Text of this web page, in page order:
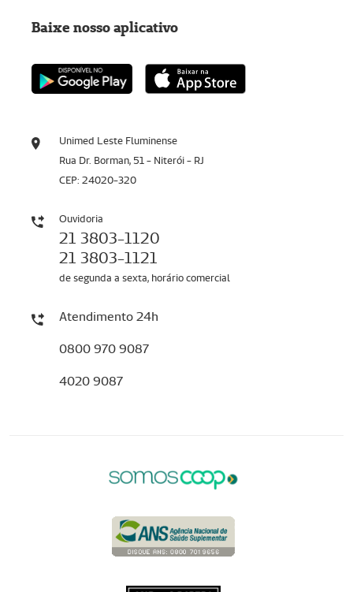
Unimed Leste Fluminense
Rua Dr. Borman, 51 - Niterói - RJ
CEP: 24020-320
Ouvidoria
21 3803-1120
21 3803-1121
de segunda a sexta, horário comercial
Atendimento 24h
0800 970 9087
4020 9087
Baixe nosso aplicativo